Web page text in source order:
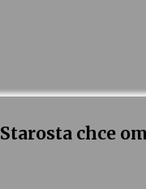
Starosta chce